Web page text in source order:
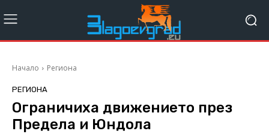
Начало Региона
РЕГИОНА
Ограничиха движението през
Предела и Юндола